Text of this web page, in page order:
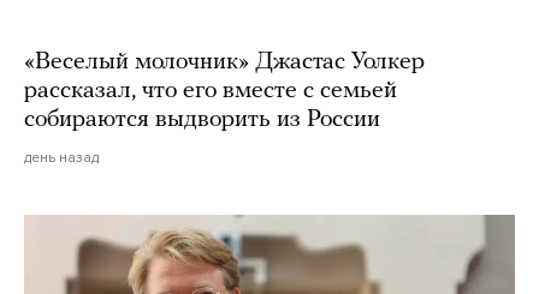
«Веселый молочник» Джастас Уолкер
рассказал, что его вместе с семьей
собираются выдворить из России
день назад